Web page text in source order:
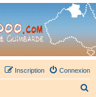
la communauté.
Connexion
Inscription